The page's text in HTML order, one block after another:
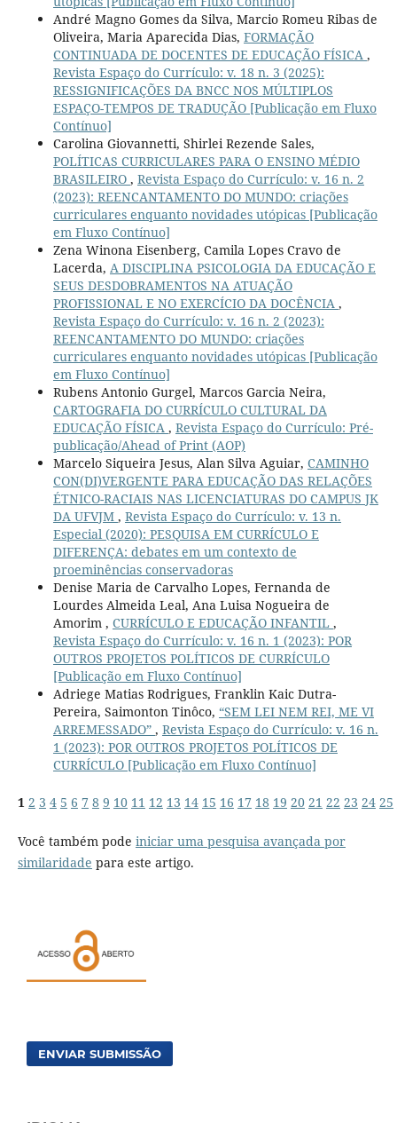
André Magno Gomes da Silva, Marcio Romeu Ribas de
Oliveira, Maria Aparecida Dias, FORMAÇÃO
CONTINUADA DE DOCENTES DE EDUCAÇÃO FÍSICA ,
Revista Espaço do Currículo: v. 18 n. 3 (2025):
RESSIGNIFICAÇÕES DA BNCC NOS MÚLTIPLOS
ESPAÇO-TEMPOS DE TRADUÇÃO [Publicação em Fluxo
Contínuo]
Carolina Giovannetti, Shirlei Rezende Sales,
POLÍTICAS CURRICULARES PARA O ENSINO MÉDIO
BRASILEIRO , Revista Espaço do Currículo: v. 16 n. 2
(2023): REENCANTAMENTO DO MUNDO: criações
curriculares enquanto novidades utópicas [Publicação
em Fluxo Contínuo]
Zena Winona Eisenberg, Camila Lopes Cravo de
Lacerda, A DISCIPLINA PSICOLOGIA DA EDUCAÇÃO E
SEUS DESDOBRAMENTOS NA ATUAÇÃO
PROFISSIONAL E NO EXERCÍCIO DA DOCÊNCIA ,
Revista Espaço do Currículo: v. 16 n. 2 (2023):
REENCANTAMENTO DO MUNDO: criações
curriculares enquanto novidades utópicas [Publicação
em Fluxo Contínuo]
Rubens Antonio Gurgel, Marcos Garcia Neira,
CARTOGRAFIA DO CURRÍCULO CULTURAL DA
EDUCAÇÃO FÍSICA , Revista Espaço do Currículo: Pré-
publicação/Ahead of Print (AOP)
Marcelo Siqueira Jesus, Alan Silva Aguiar, CAMINHO
CON(DI)VERGENTE PARA EDUCAÇÃO DAS RELAÇÕES
ÉTNICO-RACIAIS NAS LICENCIATURAS DO CAMPUS JK
DA UFVJM , Revista Espaço do Currículo: v. 13 n.
Especial (2020): PESQUISA EM CURRÍCULO E
DIFERENÇA: debates em um contexto de
proeminências conservadoras
Denise Maria de Carvalho Lopes, Fernanda de
Lourdes Almeida Leal, Ana Luisa Nogueira de
Amorim , CURRÍCULO E EDUCAÇÃO INFANTIL ,
Revista Espaço do Currículo: v. 16 n. 1 (2023): POR
OUTROS PROJETOS POLÍTICOS DE CURRÍCULO
[Publicação em Fluxo Contínuo]
Adriege Matias Rodrigues, Franklin Kaic Dutra-
Pereira, Saimonton Tinôco, “SEM LEI NEM REI, ME VI
ARREMESSADO” , Revista Espaço do Currículo: v. 16 n.
1 (2023): POR OUTROS PROJETOS POLÍTICOS DE
CURRÍCULO [Publicação em Fluxo Contínuo]
1 2 3 4 5 6 7 8 9 10 11 12 13 14 15 16 17 18 19 20 21 22 23 24 25
Você também pode iniciar uma pesquisa avançada por
similaridade para este artigo.
ENVIAR SUBMISSÃO